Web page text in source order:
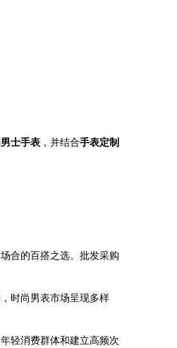
士手表 ，并结合手表定制
合的百搭之选。批发采购
时尚男表市场呈现多样
轻消费群体和建立高频次